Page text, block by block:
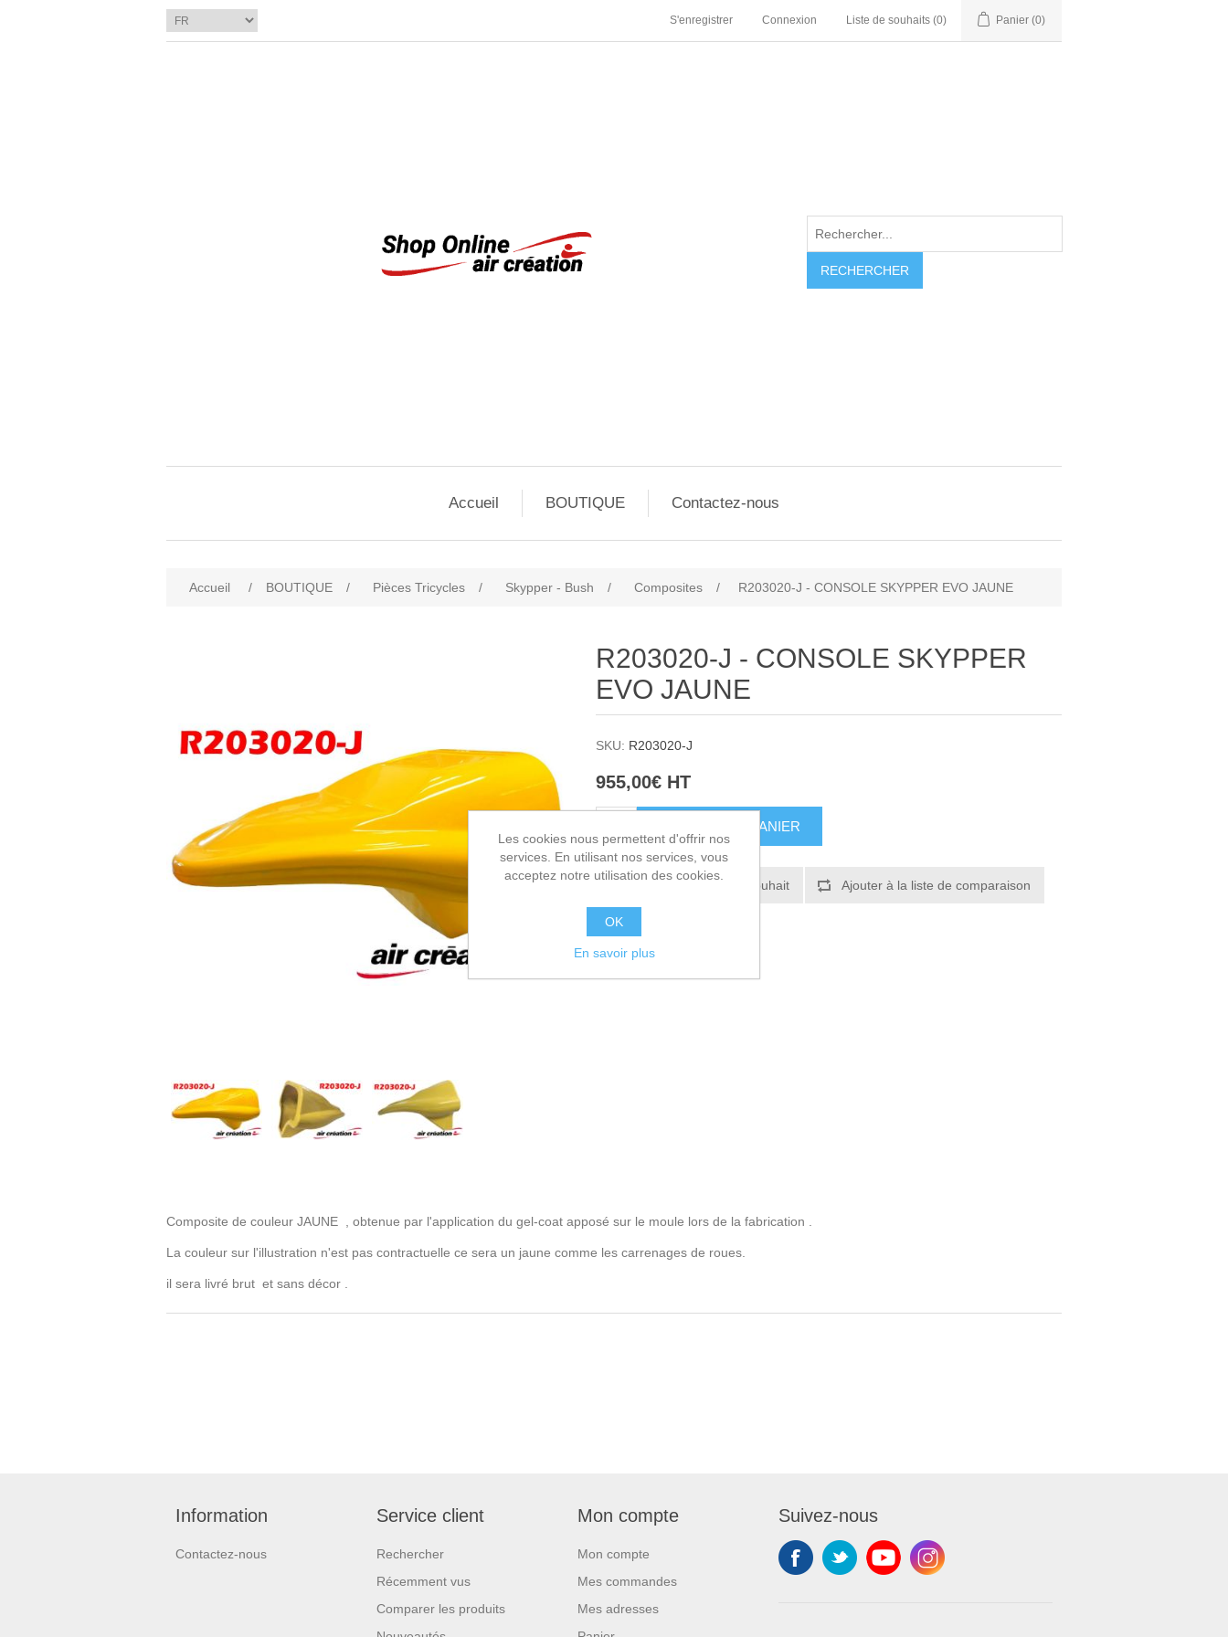
S'enregistrer Connexion Liste de souhaits (0) Panier (0)
RECHERCHER
Accueil BOUTIQUE Contactez-nous
Accueil / BOUTIQUE / Pièces Tricycles / Skypper - Bush / Composites / R203020-J - CONSOLE SKYPPER EVO JAUNE
R203020-J - CONSOLE SKYPPER
EVO JAUNE
SKU: R203020-J
955,00€ HT
AJOUTER AU PANIER
Ajouter à la liste de souhait Ajouter à la liste de comparaison
Composite de couleur JAUNE , obtenue par l'application du gel-coat apposé sur le moule lors de la fabrication .
La couleur sur l'illustration n'est pas contractuelle ce sera un jaune comme les carrenages de roues.
il sera livré brut et sans décor .
Information
Contactez-nous
Service client
Rechercher
Récemment vus
Comparer les produits
Mon compte
Mon compte
Mes commandes
Mes adresses
Suivez-nous
Les cookies nous permettent d'offrir nos
services. En utilisant nos services, vous
acceptez notre utilisation des cookies.
OK
En savoir plus